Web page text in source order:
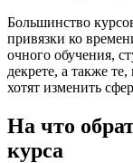
Большинство
привязки ко
очного обучения,
декрете, а также
хотят изменить
На что
курса